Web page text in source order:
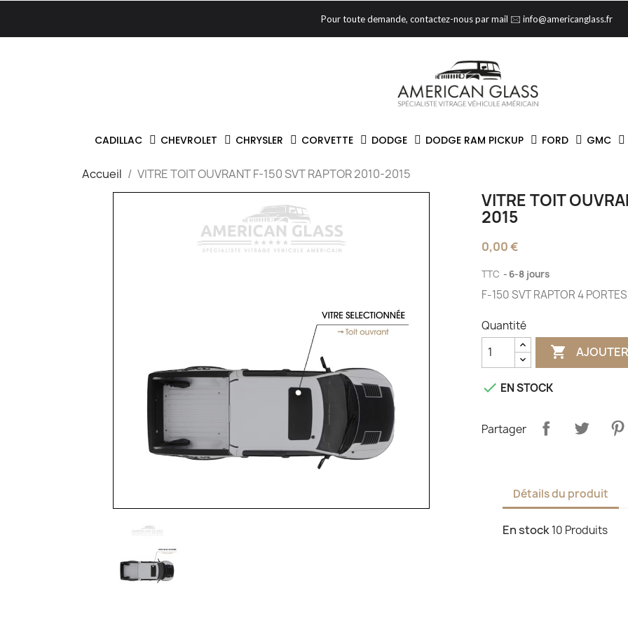
Pour toute demande, contactez-nous par mail 🖂 info@americanglass.fr
CADILLAC CHEVROLET CHRYSLER CORVETTE DODGE DODGE RAM PICKUP FORD GMC
Accueil VITRE TOIT OUVRANT F-150 SVT RAPTOR 2010-2015
VITRE TOIT
2015
0,00 €
TTC 6-8 jours
F-150 SVT RAPTOR 4 PORTES
Quantité

 EN STOCK
Partager
Détails du produit
En stock10 Produits